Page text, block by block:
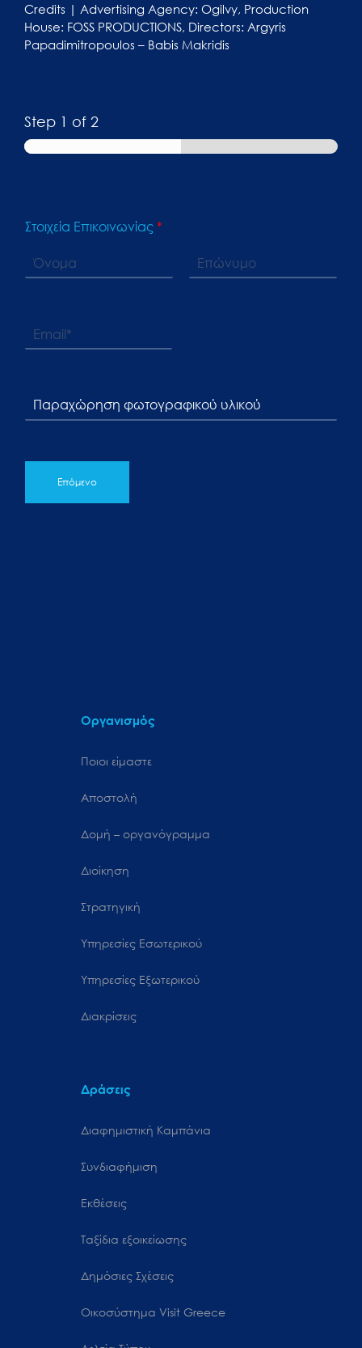
Credits | Advertising Agency: Ogilvy, Production
House: FOSS PRODUCTIONS, Directors: Argyris
Papadimitropoulos – Babis Makridis
Step 1 of 2
Στοιχεία Επικοινωνίας*
Επόμενο
Οργανισμός
Ποιοι είμαστε
Αποστολή
Δομή – οργανόγραμμα
Διοίκηση
Στρατηγική
Υπηρεσίες Εσωτερικού
Υπηρεσίες Εξωτερικού
Διακρίσεις
Δράσεις
Διαφημιστική Καμπάνια
Συνδιαφήμιση
Εκθέσεις
Ταξίδια εξοικείωσης
Δημόσιες Σχέσεις
Oικοσύστημα Visit Greece